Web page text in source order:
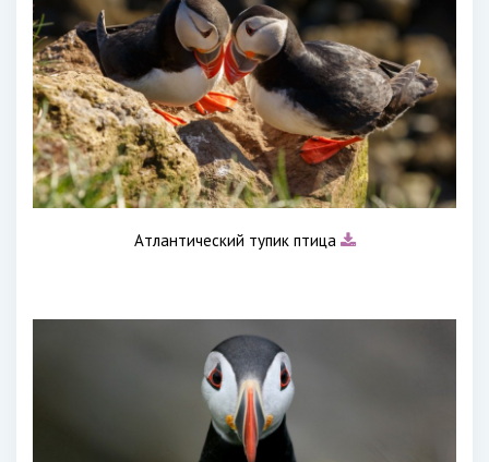
Атлантический тупик птица